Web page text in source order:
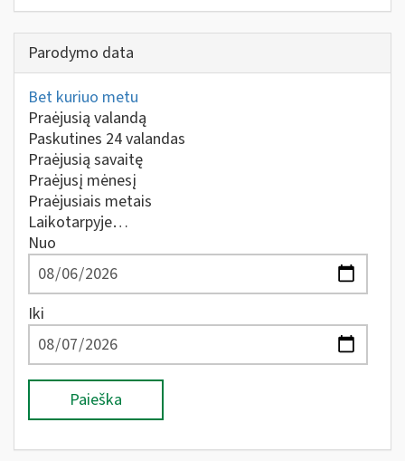
Parodymo data
Bet kuriuo metu
Praėjusią valandą
Paskutines 24 valandas
Praėjusią savaitę
Praėjusį mėnesį
Praėjusiais metais
Laikotarpyje…
Nuo
Iki
Paieška